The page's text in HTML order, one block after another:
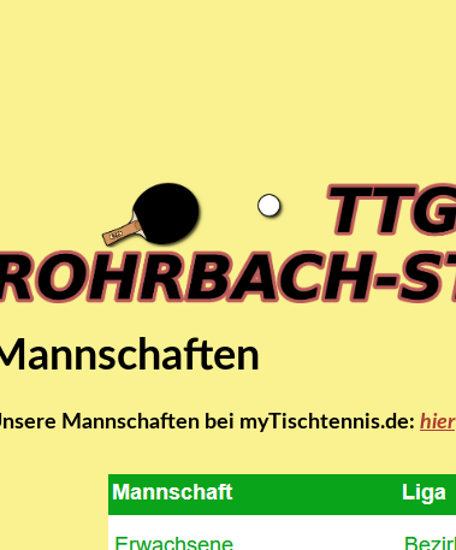
Mannschaften bei myTischtennis.de: hier